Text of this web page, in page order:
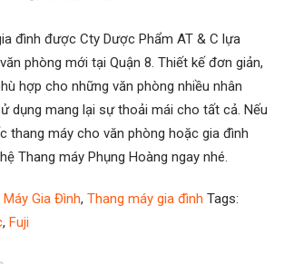
đình được Cty Dược Phẩm AT & C lựa
phòng mới tại Quận 8. Thiết kế đơn giản,
hợp cho những văn phòng nhiều nhân
dụng mang lại sự thoải mái cho tất cả. Nếu
thang máy cho văn phòng hoặc gia đình
Thang máy Phụng Hoàng ngay nhé.
Gia Đình, Thang máy gia đình Tags:
, Fuji